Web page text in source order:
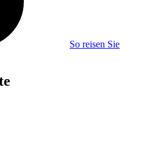
So reisen Sie